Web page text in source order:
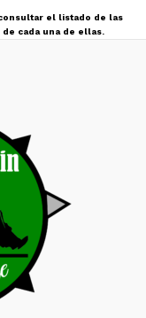
el listado de las
cada una de ellas.